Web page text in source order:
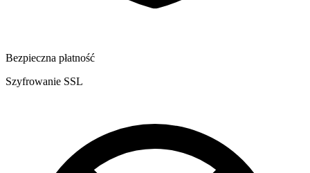
Bezpieczna płatność
Szyfrowanie SSL